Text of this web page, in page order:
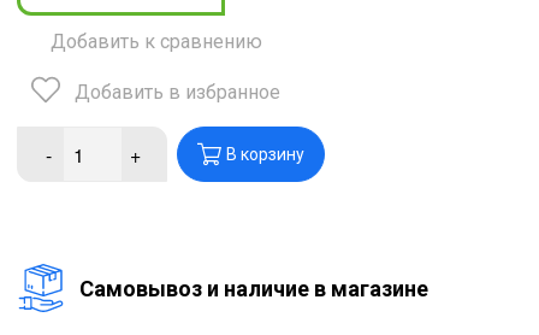
Добавить к сравнению
Добавить в избранное
- + В корзину
Cамовывоз и наличие в магазине